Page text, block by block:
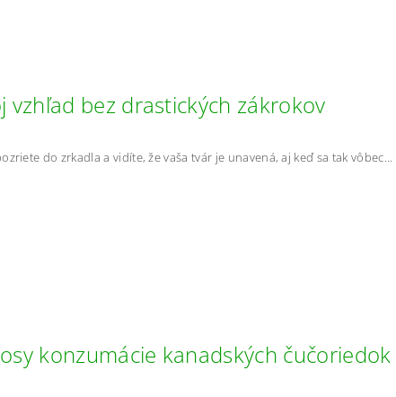
vzhľad bez drastických zákrokov
do zrkadla a vidíte, že vaša tvár je unavená, aj keď sa tak vôbec...
konzumácie kanadských čučoriedok